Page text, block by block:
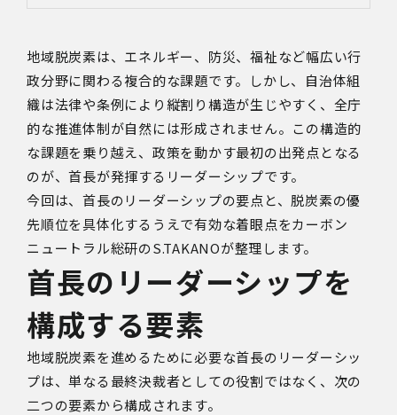
地域脱炭素は、エネルギー、防災、福祉など幅広い行
政分野に関わる複合的な課題です。しかし、自治体組
織は法律や条例により縦割り構造が生じやすく、全庁
的な推進体制が自然には形成されません。この構造的
な課題を乗り越え、政策を動かす最初の出発点となる
のが、首長が発揮するリーダーシップです。
今回は、首長のリーダーシップの要点と、脱炭素の優
先順位を具体化するうえで有効な着眼点をカーボン
ニュートラル総研のS.TAKANOが整理します。
首長のリーダーシップを
構成する要素
地域脱炭素を進めるために必要な首長のリーダーシッ
プは、単なる最終決裁者としての役割ではなく、次の
二つの要素から構成されます。